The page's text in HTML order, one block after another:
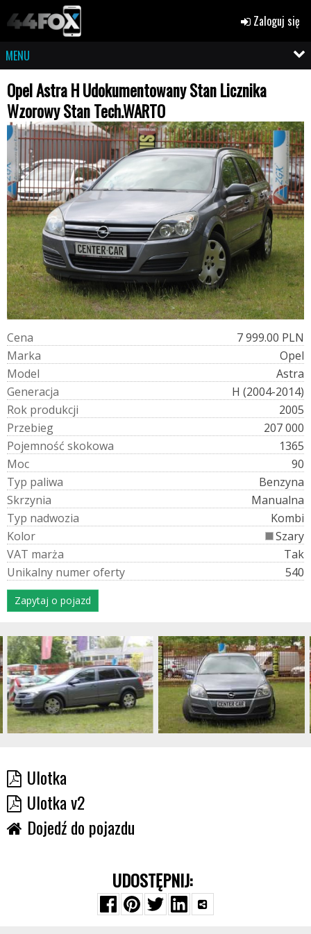
Zaloguj się
MENU
Opel Astra H Udokumentowany Stan Licznika
Wzorowy Stan Tech.WARTO
Cena
7 999.00 PLN
Marka
Opel
Model
Astra
Generacja
H (2004-2014)
Rok produkcji
2005
Przebieg
207 000
Pojemność skokowa
1365
Moc
90
Typ paliwa
Benzyna
Skrzynia
Manualna
Typ nadwozia
Kombi
Kolor
Szary
VAT marża
Tak
Unikalny numeroferty 540
Zapytaj o pojazd
Ulotka
Ulotka v2
Dojedź do pojazdu
UDOSTĘPNIJ: